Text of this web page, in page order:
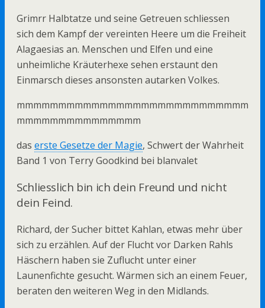
Grimrr Halbtatze und seine Getreuen schliessen
sich dem Kampf der vereinten Heere um die Freiheit
Alagaesias an. Menschen und Elfen und eine
unheimliche Kräuterhexe sehen erstaunt den
Einmarsch dieses ansonsten autarken Volkes.
mmmmmmmmmmmmmmmmmmmmmmmmmmmm
mmmmmmmmmmmmmmm
das erste Gesetze der Magie, Schwert der Wahrheit
Band 1 von Terry Goodkind bei blanvalet
Schliesslich bin ich dein Freund und nicht
dein Feind.
Richard, der Sucher bittet Kahlan, etwas mehr über
sich zu erzählen. Auf der Flucht vor Darken Rahls
Häschern haben sie Zuflucht unter einer
Launenfichte gesucht. Wärmen sich an einem Feuer,
beraten den weiteren Weg in den Midlands.